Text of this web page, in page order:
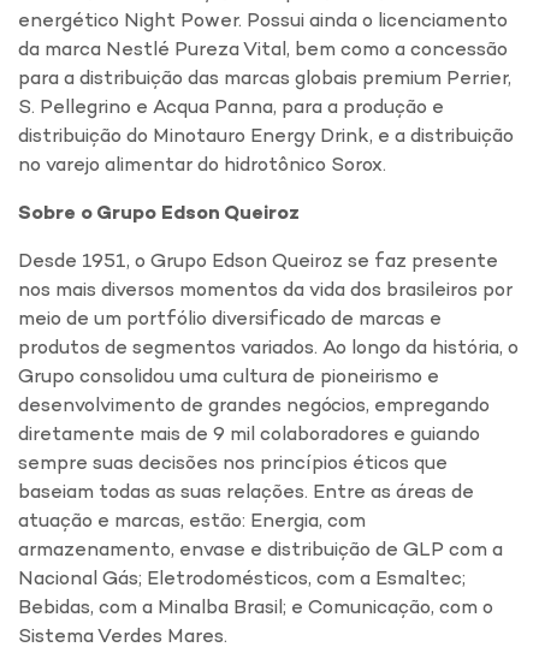
energético Night Power. Possui ainda o licenciamento
da marca Nestlé Pureza Vital, bem como a concessão
para a distribuição das marcas globais premium Perrier,
S. Pellegrino e Acqua Panna, para a produção e
distribuição do Minotauro Energy Drink, e a distribuição
no varejo alimentar do hidrotônico Sorox.
Sobre o Grupo Edson Queiroz
Desde 1951, o Grupo Edson Queiroz se faz presente
nos mais diversos momentos da vida dos brasileiros por
meio de um portfólio diversificado de marcas e
produtos de segmentos variados. Ao longo da história, o
Grupo consolidou uma cultura de pioneirismo e
desenvolvimento de grandes negócios, empregando
diretamente mais de 9 mil colaboradores e guiando
sempre suas decisões nos princípios éticos que
baseiam todas as suas relações. Entre as áreas de
atuação e marcas, estão: Energia, com
armazenamento, envase e distribuição de GLP com a
Nacional Gás; Eletrodomésticos, com a Esmaltec;
Bebidas, com a Minalba Brasil; e Comunicação, com o
Sistema Verdes Mares.